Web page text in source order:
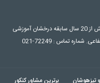
موسسه علمی انتشاراتی سرای دانش فدک با بیش از 20 سال سابقه درخشان آموزشی
تماس : 72249-021
و تیزهوشان برترین مشاور کنکور